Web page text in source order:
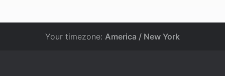
Your timezone: America / New York